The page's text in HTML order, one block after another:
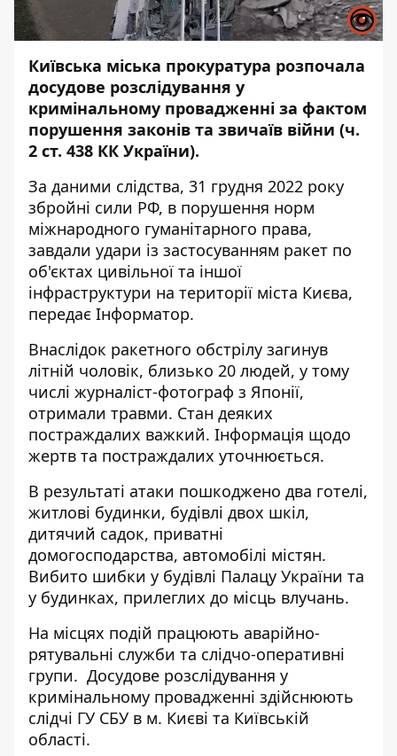
Київська міська прокуратура розпочала
досудове розслідування у
кримінальному провадженні за фактом
порушення законів та звичаїв війни (ч.
2 ст. 438 КК України).
За даними слідства, 31 грудня 2022 року
збройні сили РФ, в порушення норм
міжнародного гуманітарного права,
завдали удари із застосуванням ракет по
об'єктах цивільної та іншої
інфраструктури на території міста Києва,
передає Інформатор.
Внаслідок ракетного обстрілу загинув
літній чоловік, близько 20 людей, у тому
числі журналіст-фотограф з Японії,
отримали травми. Стан деяких
постраждалих важкий. Інформація щодо
жертв та постраждалих уточнюється.
В результаті атаки пошкоджено два готелі,
житлові будинки, будівлі двох шкіл,
дитячий садок, приватні
домогосподарства, автомобілі містян.
Вибито шибки у будівлі Палацу України та
у будинках, прилеглих до місць влучань.
На місцях подій працюють аварійно-
рятувальні служби та слідчо-оперативні
групи. Досудове розслідування у
кримінальному провадженні здійснюють
слідчі ГУ СБУ в м. Києві та Київській
області.